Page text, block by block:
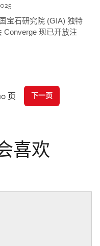
宝石研究院 (GIA) 独特
Converge 现已开放注
页 下一页
喜欢